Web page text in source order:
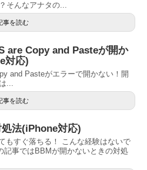
そんなアナタの...
事を読む
are Copy and Pasteが開か
対応)
and Pasteがエラーで開かない！開
...
事を読む
法(iPhone対応)
もすぐ落ちる！ こんな経験はないで
記事ではBBMが開かないときの対処